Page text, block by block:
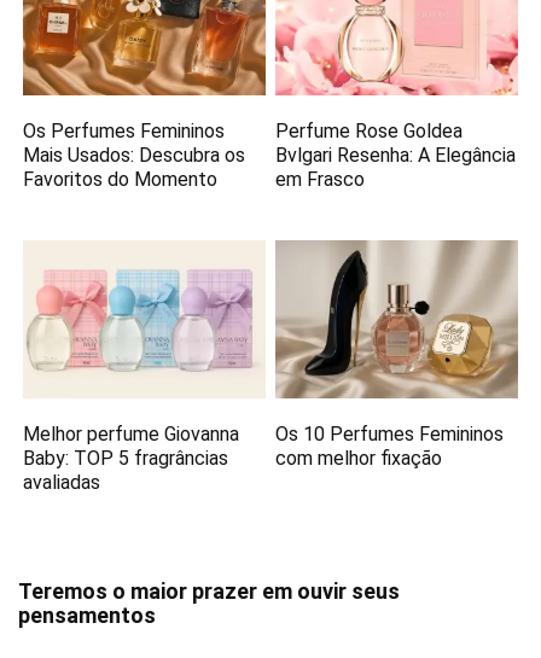
Os Perfumes Femininos
Mais Usados: Descubra os
Favoritos do Momento
Perfume Rose Goldea
Bvlgari Resenha: A Elegância
em Frasco
Melhor perfume Giovanna
Baby: TOP 5 fragrâncias
avaliadas
Os 10 Perfumes Femininos
com melhor fixação
Teremos o maior prazer em ouvir seus
pensamentos